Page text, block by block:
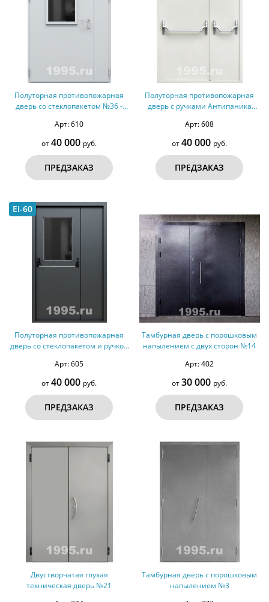
Полуторная противопожарная
дверь со стеклопакетом №36 -
Арт: 610
от40 000 руб.
ПРЕДЗАКАЗ
Полуторная противопожарная
дверь с ручками Антипаника
Арт: 608
от40 000 руб.
ПРЕДЗАКАЗ
EI-60
Полуторная противопожарная
дверь со стеклопакетом и ручкой
Арт: 605
от40 000 руб.
ПРЕДЗАКАЗ
Тамбурная дверь с порошковым
напылением с двух сторон №14
Арт: 402
от30 000 руб.
ПРЕДЗАКАЗ
Двустворчатая глухая
техническая дверь №21
Тамбурная дверь с порошковым
напылением №3